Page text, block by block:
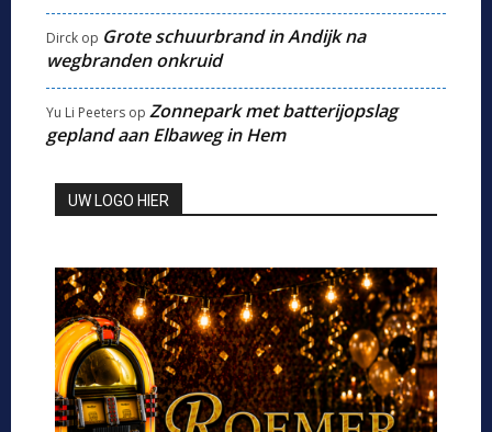
Dirck op Grote schuurbrand in Andijk na
wegbranden onkruid
Yu Li Peeters op Zonnepark met batterijopslag
gepland aan Elbaweg in Hem
UW LOGO HIER